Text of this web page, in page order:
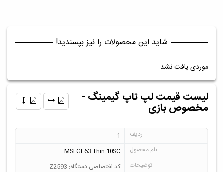
شاید این محصولات را نیز بپسندید!
موردی یافت نشد
لیست قیمت لپ تاپ گیمینگ -
مخصوص بازی
1
MSI GF63 Thin 10SC
کد اختصاصی دستگاه: Z2593